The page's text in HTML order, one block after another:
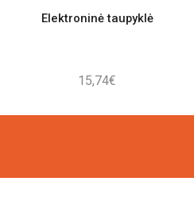
Elektroninė taupyklė
15,74€